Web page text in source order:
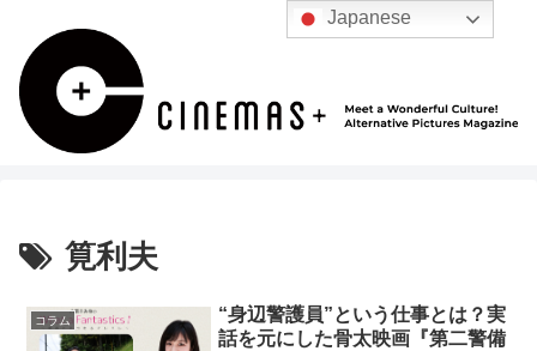
筧利夫
コラム
“身辺警護員”という仕事とは？実
話を元にした骨太映画『第二警備
Japanese